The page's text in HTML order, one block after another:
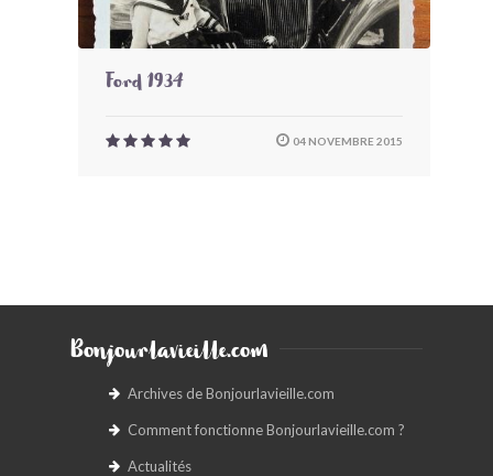
Ford 1934
04 NOVEMBRE 2015
Bonjourlavieille.com
Archives de Bonjourlavieille.com
Comment fonctionne Bonjourlavieille.com ?
Actualités